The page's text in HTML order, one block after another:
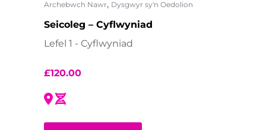
Archebwch Nawr, Dysgwyr sy'n Oedolion
Seicoleg – Cyflwyniad
Lefel 1 - Cyflwyniad
£120.00